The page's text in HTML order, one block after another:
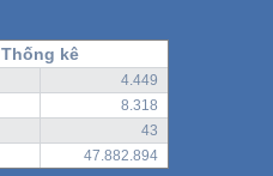
Thống kê
4.449
8.318
43
47.882.894